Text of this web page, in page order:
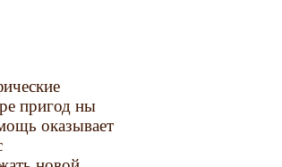
пригод ны
оказывает